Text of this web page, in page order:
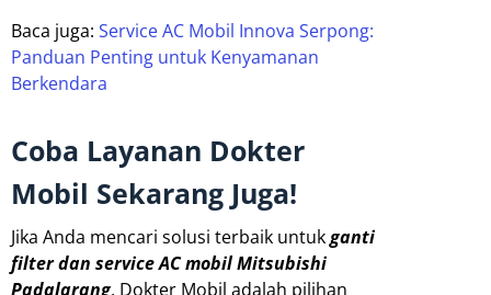
Baca juga: Service AC Mobil Innova Serpong:
Panduan Penting untuk Kenyamanan
Berkendara
Coba Layanan Dokter
Mobil Sekarang Juga!
Jika Anda mencari solusi terbaik untukganti
filter dan service AC mobil Mitsubishi
Padalarang, Dokter Mobil adalah pilihan